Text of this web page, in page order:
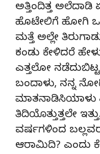
ಅತ್ತಿಂದಿತ್ತ
ಹೊಟೇಲಿಗೆ ಹೋಗಿ
ಮತ್ತೆ ಅಲ್ಲೇ
ಕಂಡು ಕೇಳಿದರೆ
ಎತ್ತಲೋ
ಬಂದಾಳು, ನನ್ನ ನೋಡಿ
ಮಾತನಾಡಿಸಿಯಾಳು
ತಿದಿಯೊತ್ತುತ್ತಲೇ
ವರ್ಷಗಳಿಂದ
ಆರಾಮಿದಿ? ಎಂದು